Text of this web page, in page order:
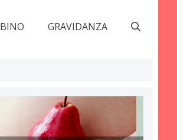
GRAVIDANZA